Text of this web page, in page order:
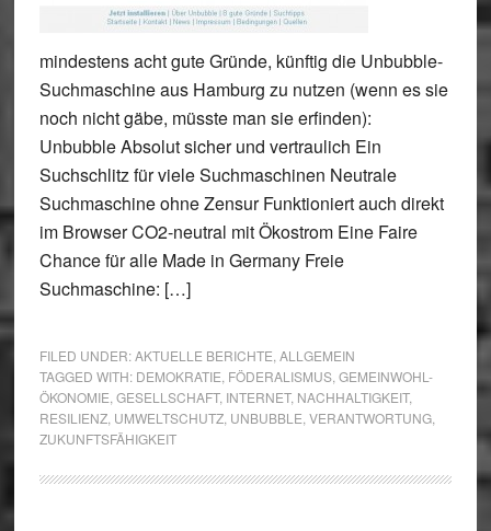
mindestens acht gute Gründe, künftig die Unbubble-
Suchmaschine aus Hamburg zu nutzen (wenn es sie
noch nicht gäbe, müsste man sie erfinden):
Unbubble Absolut sicher und vertraulich Ein
Suchschlitz für viele Suchmaschinen Neutrale
Suchmaschine ohne Zensur Funktioniert auch direkt
im Browser CO2-neutral mit Ökostrom Eine Faire
Chance für alle Made in Germany Freie
Suchmaschine: […]
FILED UNDER:AKTUELLE BERICHTE ALLGEMEIN
TAGGED WITH: DEMOKRATIE FÖDERALISMUS, GEMEINWOHL-
ÖKONOMIE GESELLSCHAFT, INTERNET, NACHHALTIGKEIT,
RESILIENZ, UMWELTSCHUTZ, UNBUBBLE VERANTWORTUNG,
ZUKUNFTSFÄHIGKEIT